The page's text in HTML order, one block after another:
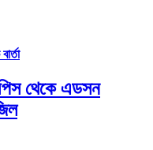
থেকে এডসন